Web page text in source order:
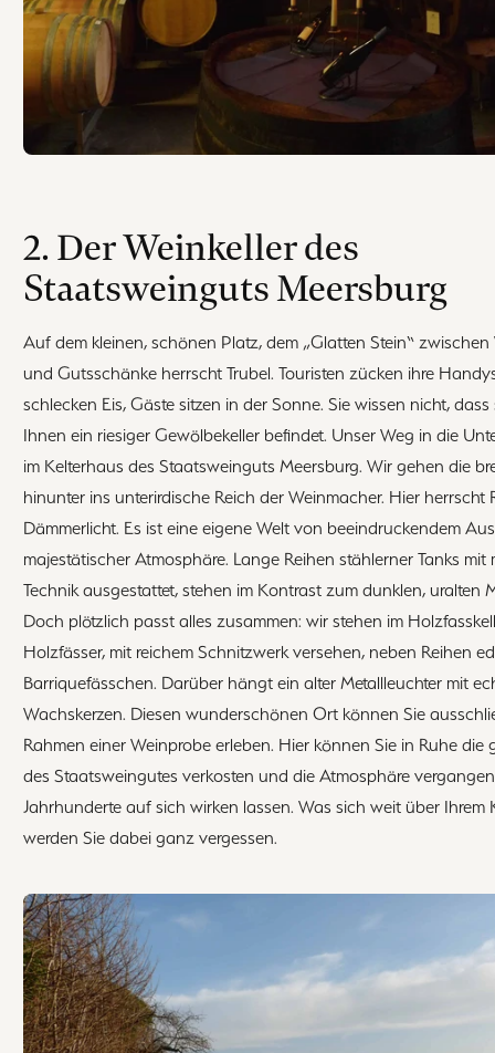
2. Der Weinkeller des
Staatsweinguts Meersburg
Auf dem kleinen, schönen Platz, dem „Glatten Stein“
und Gutsschänke herrscht Trubel. Touristen zücken ihre
schlecken Eis, Gäste sitzen in der Sonne. Sie wissen nicht,
Ihnen ein riesiger Gewölbekeller befindet. Unser Weg in die
im Kelterhaus des Staatsweinguts Meersburg. Wir gehen die
hinunter ins unterirdische Reich der Weinmacher. Hier herrscht
Dämmerlicht. Es ist eine eigene Welt von beeindruckendem
majestätischer Atmosphäre. Lange Reihen stählerner Tanks mit
Technik ausgestattet, stehen im Kontrast zum dunklen, uralten
Doch plötzlich passt alles zusammen: wir stehen im
Holzfässer, mit reichem Schnitzwerk versehen, neben Reihen
Barriquefässchen. Darüber hängt ein alter Metallleuchter mit
Wachskerzen. Diesen wunderschönen Ort können Sie
Rahmen einer Weinprobe erleben. Hier können Sie in Ruhe die
des Staatsweingutes verkosten und die Atmosphäre
Jahrhunderte auf sich wirken lassen. Was sich weit über Ihrem
werden Sie dabei ganz vergessen.